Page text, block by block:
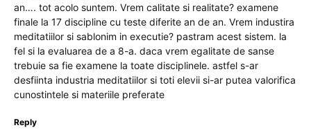
an…. tot acolo suntem. Vrem calitate si realitate? examene
finale la 17 discipline cu teste diferite an de an. Vrem industira
meditatiilor si sablonim in executie? pastram acest sistem. la
fel si la evaluarea de a 8-a. daca vrem egalitate de sanse
trebuie sa fie examene la toate disciplinele. astfel s-ar
desfiinta industria meditatiilor si toti elevii si-ar putea valorifica
cunostintele si materiile preferate
Reply